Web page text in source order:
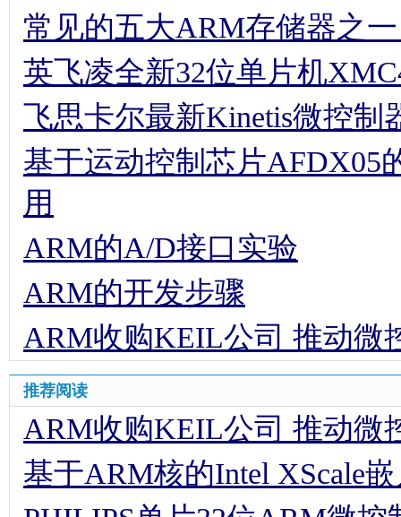
常见的五大ARM存储器之
英飞凌全新32位单片机
飞思卡尔最新Kinetis微控制
基于运动控制芯片AFDX05
用
ARM的A/D接口实验
ARM的开发步骤
ARM收购KEIL公司 推动微
推荐阅读
ARM收购KEIL公司 推动微
基于ARM核的Intel XScale